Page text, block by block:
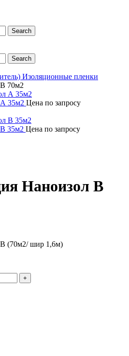
Search
Search
Изоляционные пленки
70м2
35м2 Цена по запросу
35м2 Цена по запросу
Наноизол В
(70м2/ шир 1,6м)